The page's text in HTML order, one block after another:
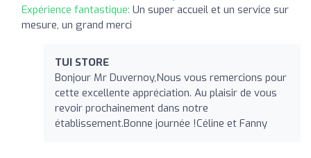
Expérience fantastique: Un super accueil et un service sur
mesure, un grand merci
TUI STORE
Bonjour Mr Duvernoy,Nous vous remercions pour
cette excellente appréciation. Au plaisir de vous
revoir prochainement dans notre
établissement.Bonne journée !Céline et Fanny